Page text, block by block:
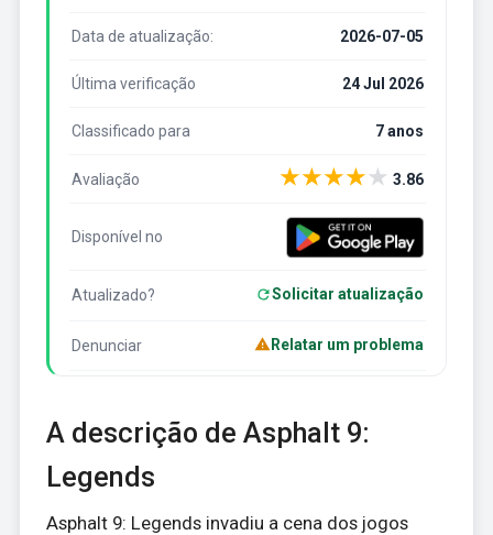
Data de atualização: 2026-07-05
Última verificação 24 Jul 2026
Classificado para 7 anos
Avaliação ★★★★★ 3.86
Disponível no
Atualizado? Solicitar atualização
Denunciar Relatar um problema
A descrição de Asphalt 9:
Legends
Asphalt 9: Legends invadiu a cena dos jogos